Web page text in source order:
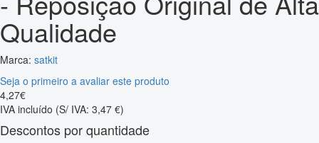
Qualidade
Marca: satkit
Seja o primeiro a avaliar este produto
4,27€
IVA incluído (S/ IVA: 3,47 €)
Descontos por quantidade